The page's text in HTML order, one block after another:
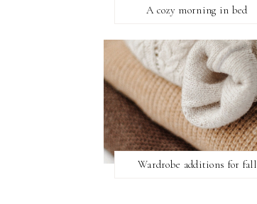
A cozy morning in bed
Wardrobe additions for fall